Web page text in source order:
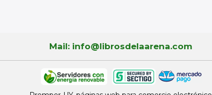
Mail: info@librosdelaarena.com